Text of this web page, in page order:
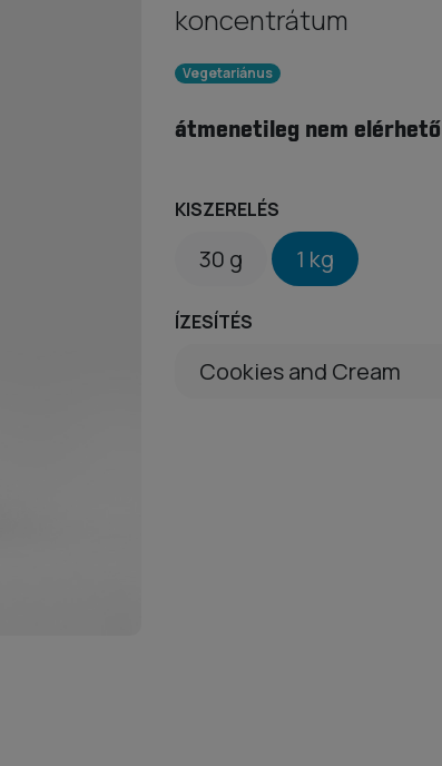
koncentrátum
Vegetariánus
átmenetileg nem elérhető
KISZERELÉS
30 g 1 kg
ÍZESÍTÉS